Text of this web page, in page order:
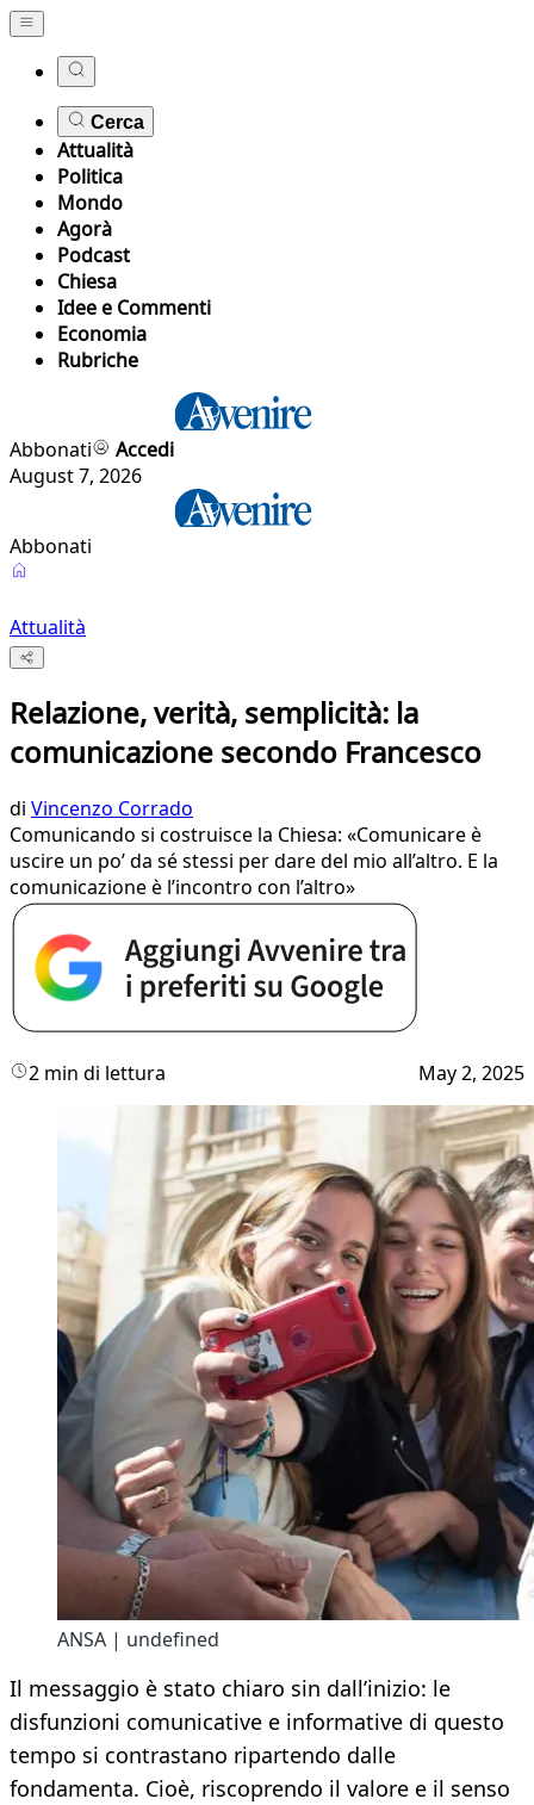
Cerca
Attualità
Politica
Mondo
Agorà
Podcast
Chiesa
Idee e Commenti
Economia
Rubriche
Abbonati
Accedi
August 7, 2026
Abbonati
Attualità
Relazione, verità, semplicità: la
comunicazione secondo Francesco
di Vincenzo Corrado
Comunicando si costruisce la Chiesa: «Comunicare è
uscire un po’ da sé stessi per dare del mio all’altro. E la
comunicazione è l’incontro con l’altro»
2 min di lettura May 2, 2025
ANSA | undefined
Il messaggio è stato chiaro sin dall’inizio: le
disfunzioni comunicative e informative di questo
tempo si contrastano ripartendo dalle
fondamenta. Cioè, riscoprendo il valore e il senso